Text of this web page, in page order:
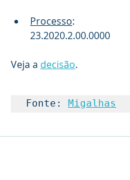
Processo:
23.2020.2.00.0000
Veja a decisão.
Fonte: Migalhas